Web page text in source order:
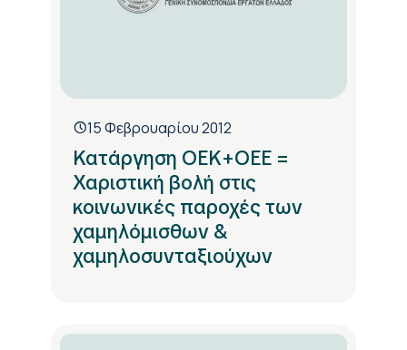
15 Φεβρουαρίου 2012
Κατάργηση ΟΕΚ+ΟΕΕ =
Χαριστική βολή στις
κοινωνικές παροχές των
χαμηλόμισθων &
χαμηλοσυνταξιούχων